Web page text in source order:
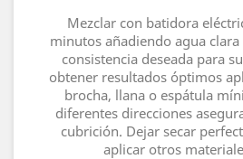
Mezclar con batidora
minutos añadiendo agua
consistencia deseada para
obtener resultados óptimos
brocha, llana o espátula
diferentes direcciones
cubrición. Dejar secar
aplicar otros